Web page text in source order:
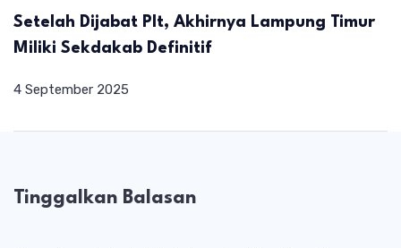
Setelah Dijabat Plt, Akhirnya Lampung Timur
Miliki Sekdakab Definitif
4 September 2025
Tinggalkan Balasan